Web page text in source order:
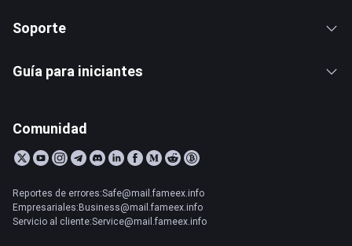
Soporte
Guía para iniciantes
Comunidad
Reportes de errores:Safe@mail.fameex.info
Empresariales:Business@mail.fameex.info
Servicio al cliente:Service@mail.fameex.info